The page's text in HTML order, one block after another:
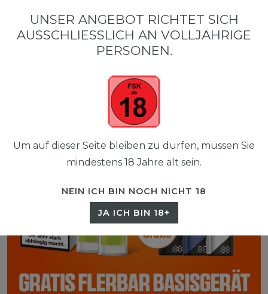
0
0,00 EUR
UNSER ANGEBOT RICHTET SICH
AUSSCHLIESSLICH AN VOLLJÄHRIGE P
ERSONEN.
Um auf dieser Seite bleiben zu dürfen, müssen Sie
mindestens 18 Jahre alt sein.
NEIN ICH BIN NOCH NICHT 18
JA ICH BIN 18+